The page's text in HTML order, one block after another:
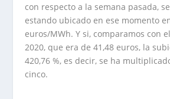
con respecto a la semana pasada,
estando ubicado en ese momento
euros/MWh. Y si, comparamos con
2020, que era de 41,48 euros, la
420,76 %, es decir, se ha
cinco.